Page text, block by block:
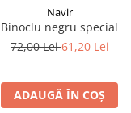
Navir
Binoclu negru special
72,00 Lei61,20 Lei
ADAUGĂ ÎN COȘ